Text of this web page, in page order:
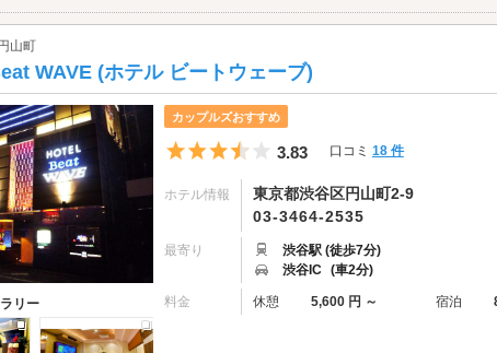
山町
WAVE (ホテル ビートウェーブ)
リー
カップルズおすすめ
5つ星のうち3.5
3.83 口コミ 18 件
ホテル情報
東京都渋谷区円山町2-9
03-3464-2535
最寄り
渋谷駅 (徒歩7分)
渋谷IC (車2分)
料金 休憩 5,600 円 ～ 宿泊